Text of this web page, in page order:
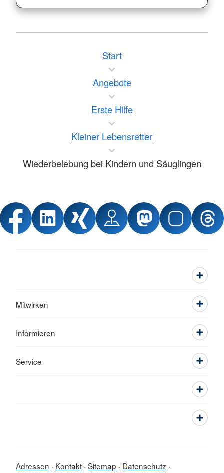
Start
Angebote
Erste Hilfe
Kleiner Lebensretter
Wiederbelebung bei Kindern und Säuglingen
Mitwirken
Informieren
Service
Adressen Kontakt Sitemap
Datenschutz